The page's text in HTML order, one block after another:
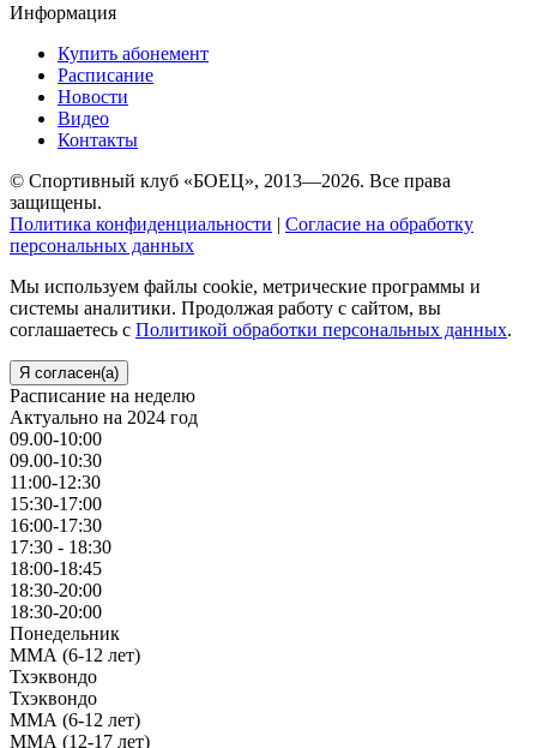
Информация
Купить абонемент
Расписание
Новости
Видео
Контакты
© Спортивный клуб «БОЕЦ», 2013—2026. Все права
защищены.
Политика конфиденциальности | Согласие на обработку
персональных данных
Мы используем файлы cookie, метрические программы и
системы аналитики. Продолжая работу с сайтом, вы
соглашаетесь с Политикой обработки персональных данных.
Я согласен(а)
Расписание на неделю
Актуально на 2024 год
09.00-10:00
09.00-10:30
11:00-12:30
15:30-17:00
16:00-17:30
17:30 - 18:30
18:00-18:45
18:30-20:00
18:30-20:00
Понедельник
ММА (6-12 лет)
Тхэквондо
Тхэквондо
ММА (6-12 лет)
ММА (12-17 лет)